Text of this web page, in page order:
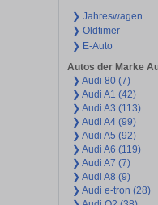
❯ Jahreswagen
❯ Oldtimer
❯ E-Auto
Autos der Marke
❯ Audi 80 (7)
❯ Audi A1 (42)
❯ Audi A3 (113)
❯ Audi A4 (99)
❯ Audi A5 (92)
❯ Audi A6 (119)
❯ Audi A7 (7)
❯ Audi A8 (9)
❯ Audi e-tron (28)